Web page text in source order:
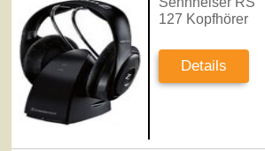
127 Kopfhörer
Details